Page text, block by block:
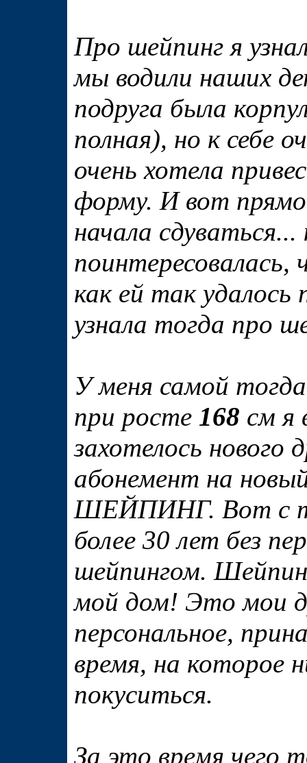
Про шейпинг я
мы водили наших
подруга была
полная), но к себе
очень хотела
форму. И вот прямо
начала
поинтересовалась,
как ей так
узнала тогда про
У меня самой
при росте 168 см я
захотелось нового
абонемент на
ШЕЙПИНГ. Вот с
более 30 лет без
шейпингом.
мой дом! Это мои
персональное,
время, на которое
покуситься.
За это время чего